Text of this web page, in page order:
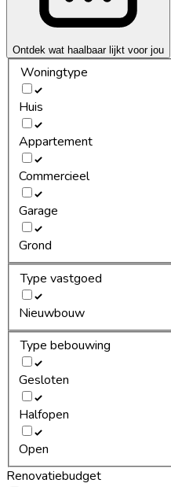
Ontdek wat haalbaar lijkt voor jou
Woningtype
Huis
Appartement
Commercieel
Garage
Grond
Type vastgoed
Nieuwbouw
Type bebouwing
Gesloten
Halfopen
Open
Renovatiebudget